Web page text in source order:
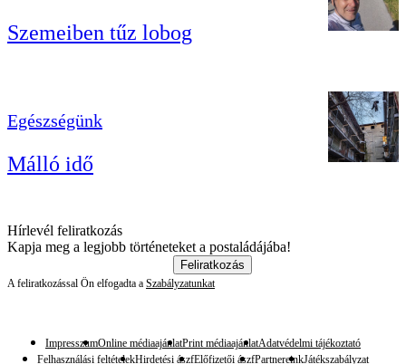
Szemeiben tűz lobog
Egészségünk
Málló idő
Hírlevél feliratkozás
Kapja meg a legjobb történeteket a postaládájába!
Feliratkozás
A feliratkozással Ön elfogadta a Szabályzatunkat
ImpresszumOnline médiaajánlatPrint médiaajánlatAdatvédelmi tájékoztató
Felhasználási feltételekHirdetési ászfElőfizetői ászfPartnereinkJátékszabályzat